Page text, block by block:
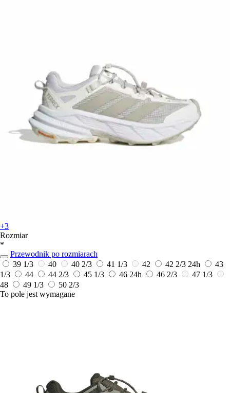
+3
Rozmiar
*
Przewodnik po rozmiarach
39 1/3
40 40 2/3 41 1/3 42 42 2/3 24h
43
1/3
44 44 2/3 45 1/3 46 24h 46 2/3
47 1/3
48
49 1/3
50 2/3
To pole jest wymagane